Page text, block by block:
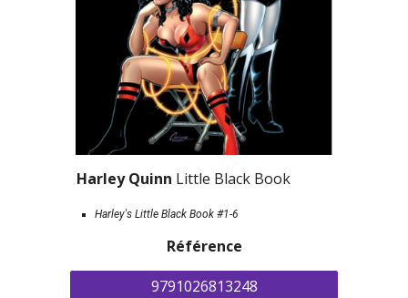
Harley Quinn Little Black Book
Harley's Little Black Book #1-6
Référence
9791026813248